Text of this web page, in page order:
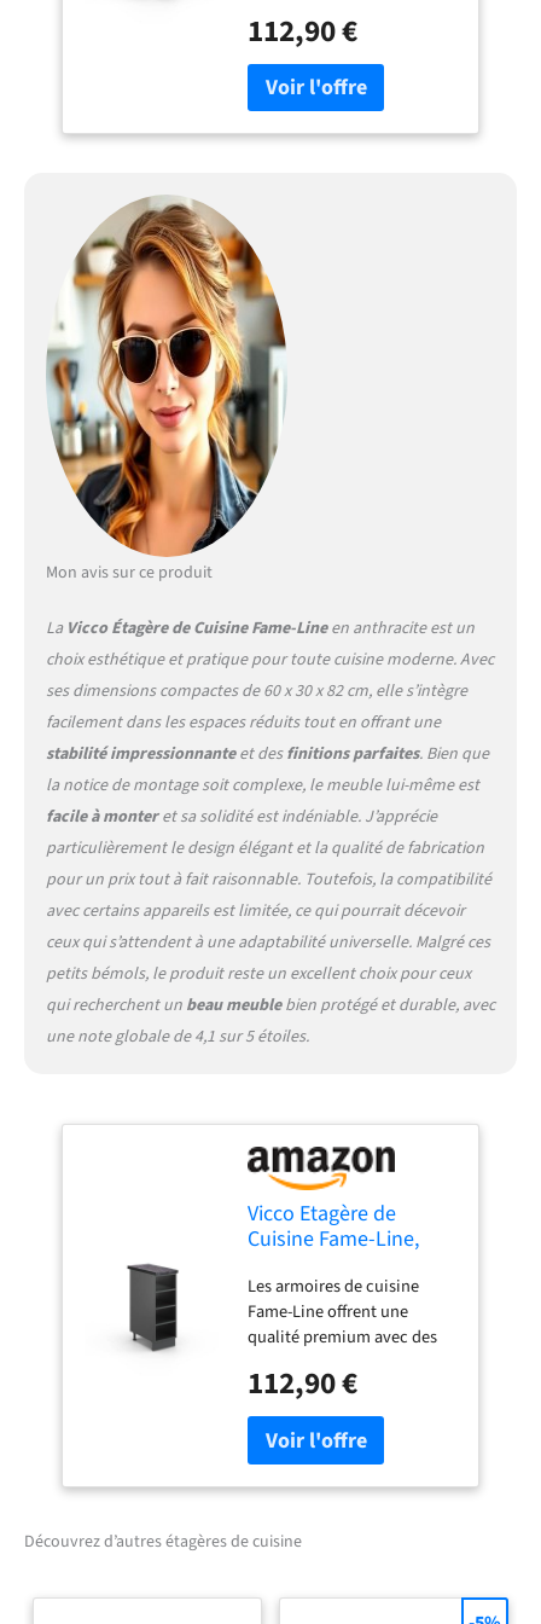
solides, des charnières soft-
closing pratiques et des
coulisses métalliques à
sortie totale à des prix
raisonnables. Créez la
partir de différents modules.
DIMENSIONS : Le Meuble
bas pour la cuisine mesure
30 cm - Largeur, 82 cm -
Hauteur, 60 cm - Profondeur.
Toutes les tailles détaillées
sont indiquées sur les
photos. MATÉRIAU: Les
meubles de cuisine sont
composés de panneaux de
particules de 16 mm faciles
à entretenir, avec un
qualité. CONTENU DE LA
cuisine avec plan de travail,
matériel de montage,
instructions de montage
(sauf indication contraire,
électroménagers et les
décorations ne sont pas
compris dans la livraison)
112,90 €
Mon avis sur ce produit
La Vicco Étagère de Cuisine Fame-Lineen anthracite est un
choix esthétique et pratique pour toute cuisine moderne. Avec
ses dimensions compactes de 60 x 30 x 82 cm, elle s’intègre
facilement dans les espaces réduits tout en offrant une
stabilité impressionnanteet desfinitions parfaites. Bien que
la notice de montage soit complexe, le meuble lui-même est
facile à monteret sa solidité est indéniable. J’apprécie
particulièrement le design élégant et la qualité de fabrication
pour un prix tout à fait raisonnable. Toutefois, la compatibilité
avec certains appareils est limitée, ce qui pourrait décevoir
ceux qui s’attendent à une adaptabilité universelle. Malgré ces
petits bémols, le produit reste un excellent choix pour ceux
qui recherchent un beau meublebien protégé et durable, avec
une note globale de 4,1 sur 5 étoiles.
Vicco Etagère de
Cuisine Fame-Line,
Les armoires de cuisine
Fame-Line offrent une
qualité premium avec des
solides, des charnières soft-
closing pratiques et des
coulisses métalliques à
sortie totale à des prix
raisonnables. Créez la
"Fame-Line" permet une
112,90 €
Découvrez d’autres étagères de cuisine